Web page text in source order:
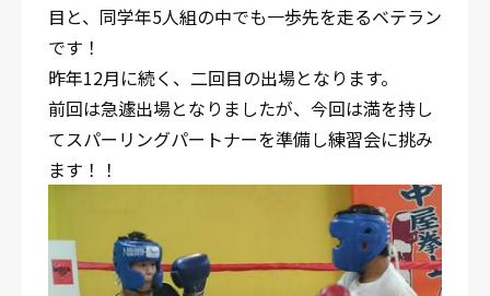
目と、同学年5人組の中でも一歩先を走るベテラン
です！
昨年12月に続く、二回目の出場となります。
前回は急遽出場となりましたが、今回は満を持し
てスパーリングパートナーを準備し練習会に挑み
ます！！